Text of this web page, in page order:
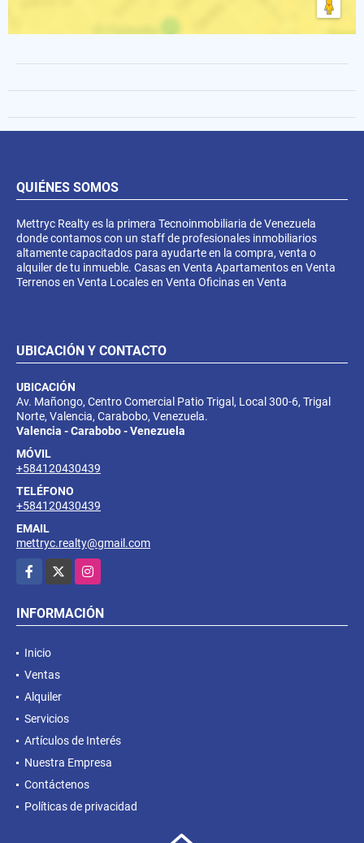
QUIÉNES SOMOS
Mettryc Realty es la primera Tecnoinmobiliaria de Venezuela
donde contamos con un staff de profesionales inmobiliarios
altamente capacitados para ayudarte en la compra, venta o
alquiler de tu inmueble. Casas en Venta Apartamentos en Venta
Terrenos en Venta Locales en Venta Oficinas en Venta
UBICACIÓN Y CONTACTO
UBICACIÓN
Av. Mañongo, Centro Comercial Patio Trigal, Local 300-6, Trigal
Norte, Valencia, Carabobo, Venezuela.
Valencia - Carabobo - Venezuela
MÓVIL
+584120430439
TELÉFONO
+584120430439
EMAIL
mettryc.realty@gmail.com
Facebook
Instagram
INFORMACIÓN
Inicio
Ventas
Alquiler
Servicios
Artículos de Interés
Nuestra Empresa
Contáctenos
Políticas de privacidad